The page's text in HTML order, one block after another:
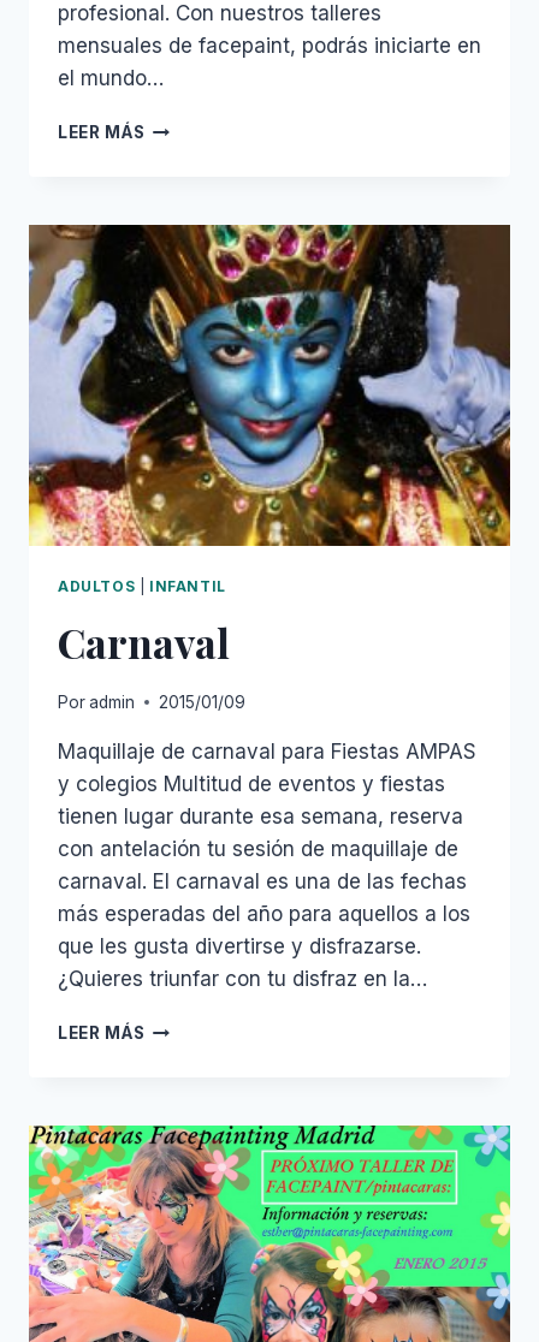
profesional. Con nuestros talleres
mensuales de facepaint, podrás iniciarte en
el mundo…
LEER MÁS TALLER
2017
ADULTOS INFANTIL
Carnaval
Poradmin 2015/01/09
Maquillaje de carnaval para Fiestas AMPAS
y colegios Multitud de eventos y fiestas
tienen lugar durante esa semana, reserva
con antelación tu sesión de maquillaje de
carnaval. El carnaval es una de las fechas
más esperadas del año para aquellos a los
que les gusta divertirse y disfrazarse.
¿Quieres triunfar con tu disfraz en la…
LEER MÁS CARNAVAL